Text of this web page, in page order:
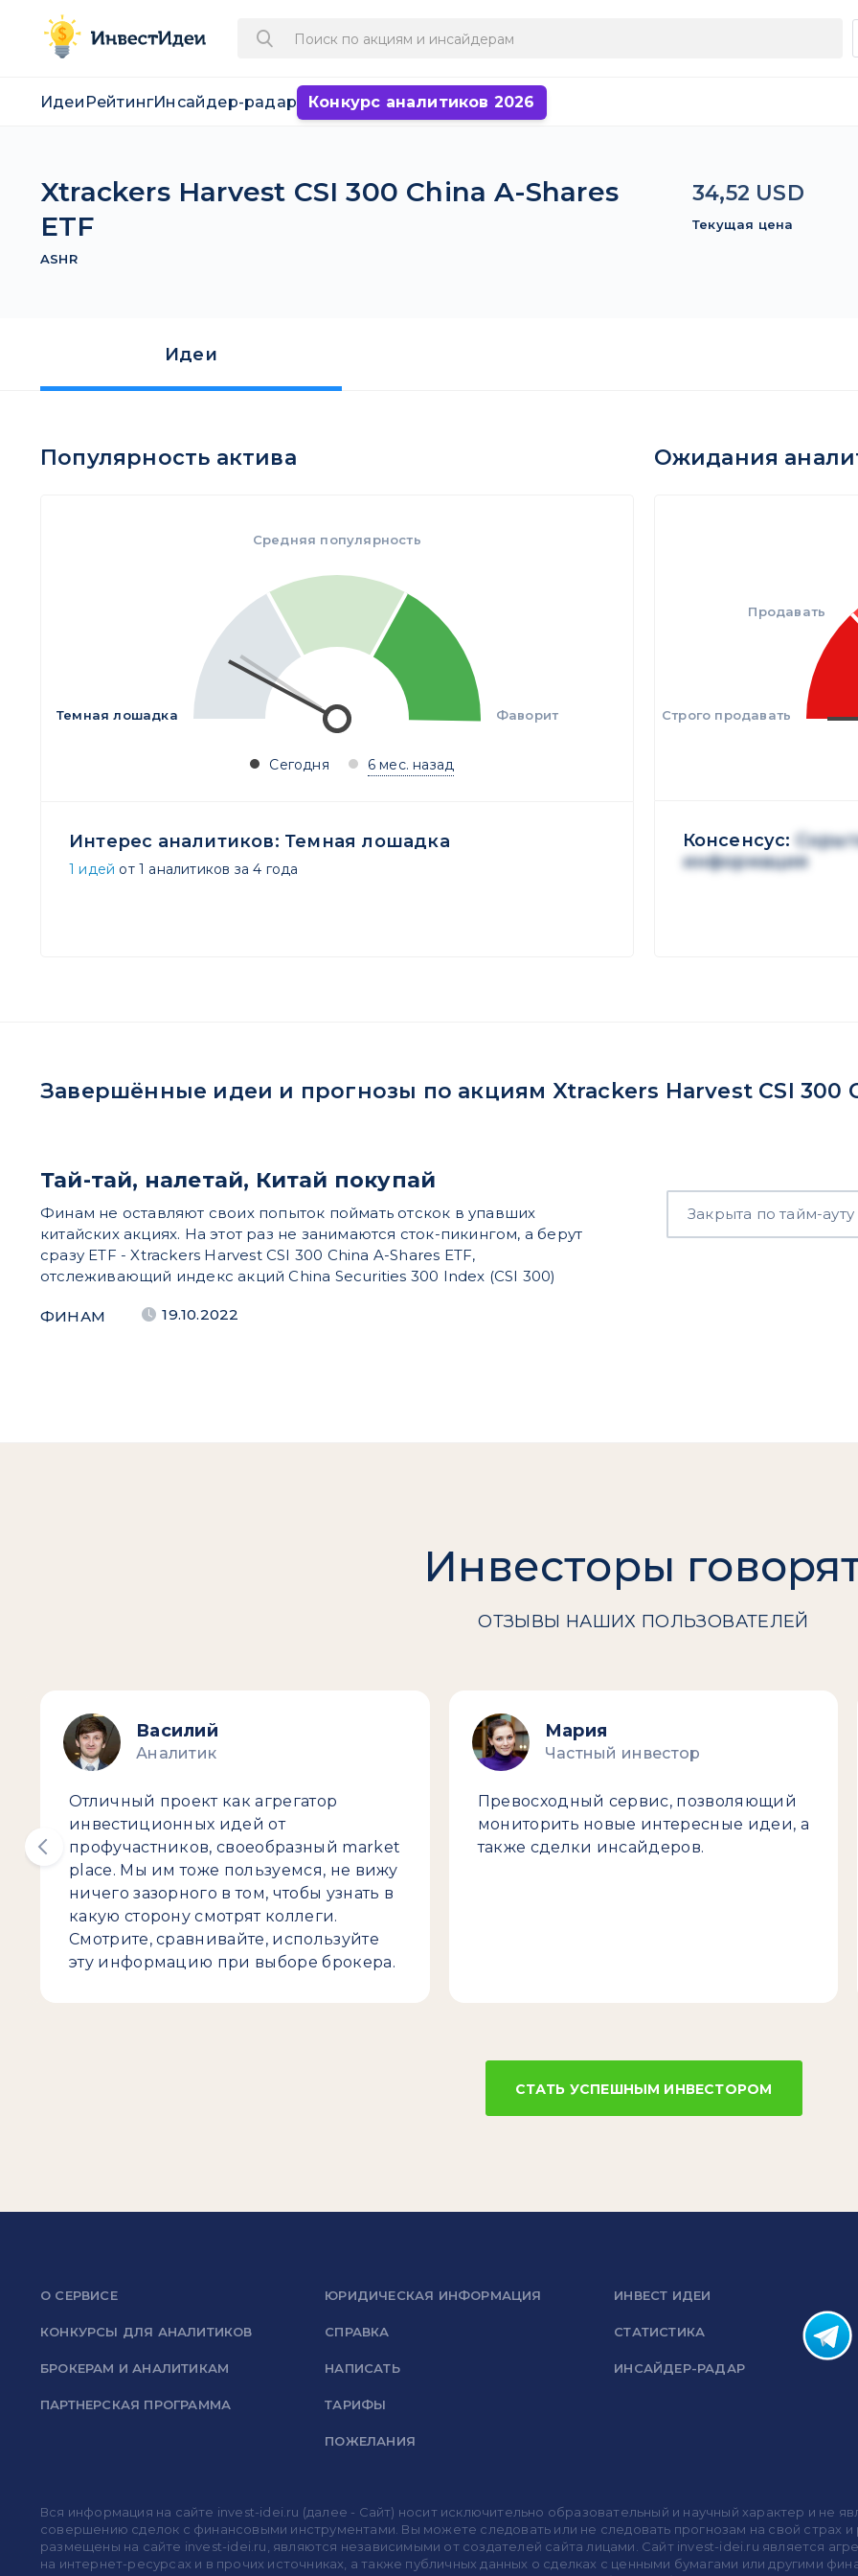
Идеи РейтингИнсайдер-радар Конкурс аналитиков 2026
Xtrackers Harvest CSI 300 China A-Shares
ETF
ASHR
34,52 USD
Текущая цена
Идеи
Популярность актива
Темная лошадка Фаворит
Средняя популярность
Сегодня 6 мес. назад
Интерес аналитиков: Темная лошадка
1 идей от 1 аналитиков за 4 года
Ожидания
Строго продавать
Продавать
Консенсус:
информация
Завершённые идеи и прогнозы по акциям Xtrackers Harvest CSI 300
Тай-тай, налетай, Китай покупай
Финам не оставляют своих попыток поймать отскок в упавших
китайских акциях. На этот раз не занимаются сток-пикингом, а берут
сразу ETF - Xtrackers Harvest CSI 300 China A-Shares ETF,
отслеживающий индекс акций China Securities 300 Index (CSI 300)
Закрыта по тайм-ауту
ФИНАМ 19.10.2022
Инвесторы
ОТЗЫВЫ НАШИХ ПОЛЬЗОВАТЕЛЕЙ
Василий
Аналитик
Отличный проект как агрегатор
инвестиционных идей от
профучастников, своеобразный market
place. Мы им тоже пользуемся, не вижу
ничего зазорного в том, чтобы узнать в
какую сторону смотрят коллеги.
Смотрите, сравнивайте, используйте
эту информацию при выборе брокера.
Мария
Частный инвестор
Превосходный сервис, позволяющий
мониторить новые интересные идеи, а
также сделки инсайдеров.
СТАТЬ УСПЕШНЫМ ИНВЕСТОРОМ
О СЕРВИСЕ
КОНКУРСЫ ДЛЯ АНАЛИТИКОВ
БРОКЕРАМ И АНАЛИТИКАМ
ПАРТНЕРСКАЯ ПРОГРАММА
ЮРИДИЧЕСКАЯ ИНФОРМАЦИЯ
СПРАВКА
НАПИСАТЬ
ТАРИФЫ
ПОЖЕЛАНИЯ
ИНВЕСТ ИДЕИ
СТАТИСТИКА
ИНСАЙДЕР-РАДАР
Вся информация на сайте invest-idei.ru (далее - Сайт) носит исключительно образовательный и научный характер и не
совершению сделок с финансовыми инструментами. Вы можете следовать или не следовать прогнозам на свой страх и
размещены на сайте invest-idei.ru, являются независимыми от создателей сайта лицами. Сайт invest-idei.ru является
на интернет-ресурсах и в прочих источниках, а также публичных данных о сделках с ценными бумагами или другими